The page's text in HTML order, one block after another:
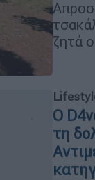
ζητά
Ο
τη